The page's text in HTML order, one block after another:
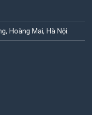
Hoàng Mai, Hà Nội.